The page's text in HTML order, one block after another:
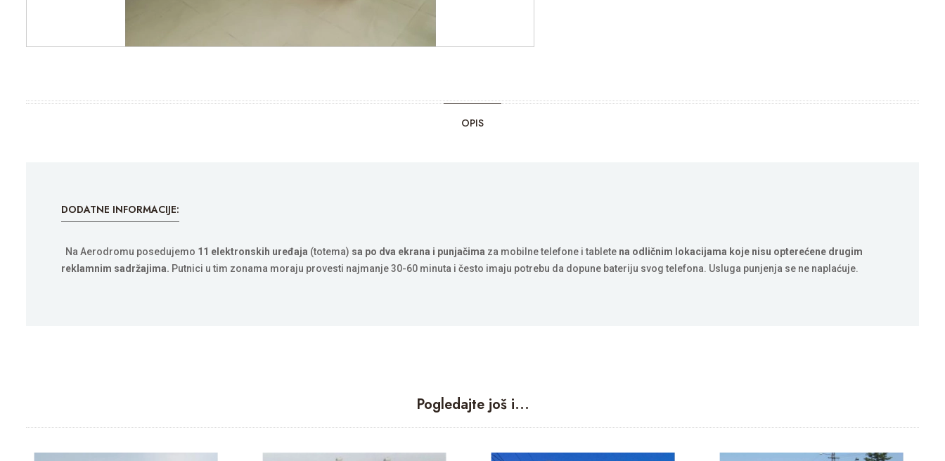
OPIS
DODATNE INFORMACIJE:
Na Aerodromu posedujemo 11 elektronskih uređaja (totema) sa po dva ekrana i punjačima za mobilne telefone i tablete na odličnim lokacijama koje nisu opterećene drugim
reklamnim sadržajima. Putnici u tim zonama moraju provesti najmanje 30-60 minuta i često imaju potrebu da dopune bateriju svog telefona. Usluga punjenja se ne naplaćuje.
Pogledajte još i...